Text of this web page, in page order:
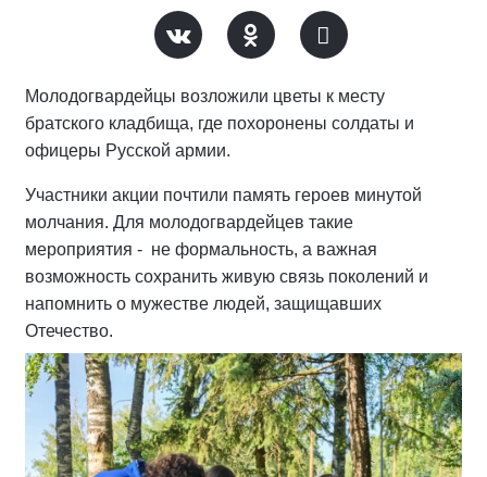
Молодогвардейцы возложили цветы к месту
братского кладбища, где похоронены солдаты и
офицеры Русской армии.
Участники акции почтили память героев минутой
молчания. Для молодогвардейцев такие
мероприятия - не формальность, а важная
возможность сохранить живую связь поколений и
напомнить о мужестве людей, защищавших
Отечество.